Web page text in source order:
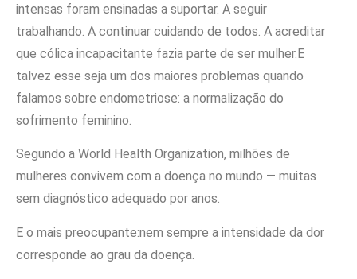
intensas foram ensinadas a suportar. A seguir
trabalhando. A continuar cuidando de todos. A acreditar
que cólica incapacitante fazia parte de ser mulher.E
talvez esse seja um dos maiores problemas quando
falamos sobre endometriose: a normalização do
sofrimento feminino.
Segundo a World Health Organization, milhões de
mulheres convivem com a doença no mundo — muitas
sem diagnóstico adequado por anos.
E o mais preocupante:nem sempre a intensidade da dor
corresponde ao grau da doença.